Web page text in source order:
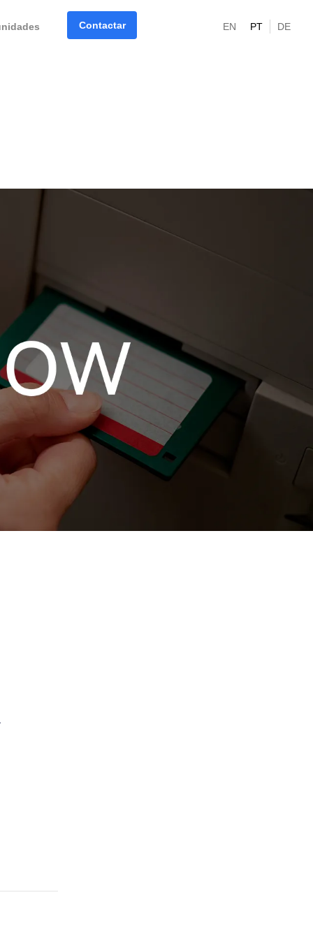
Contactar EN PT DE